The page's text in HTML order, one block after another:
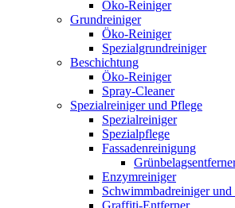
Öko-Reiniger
Grundreiniger
Öko-Reiniger
Spezialgrundreiniger
Beschichtung
Öko-Reiniger
Spray-Cleaner
Spezialreiniger und Pflege
Spezialreiniger
Spezialpflege
Fassadenreinigung
Enzymreiniger
Schwimmbadreiniger und
Graffiti-Entferner